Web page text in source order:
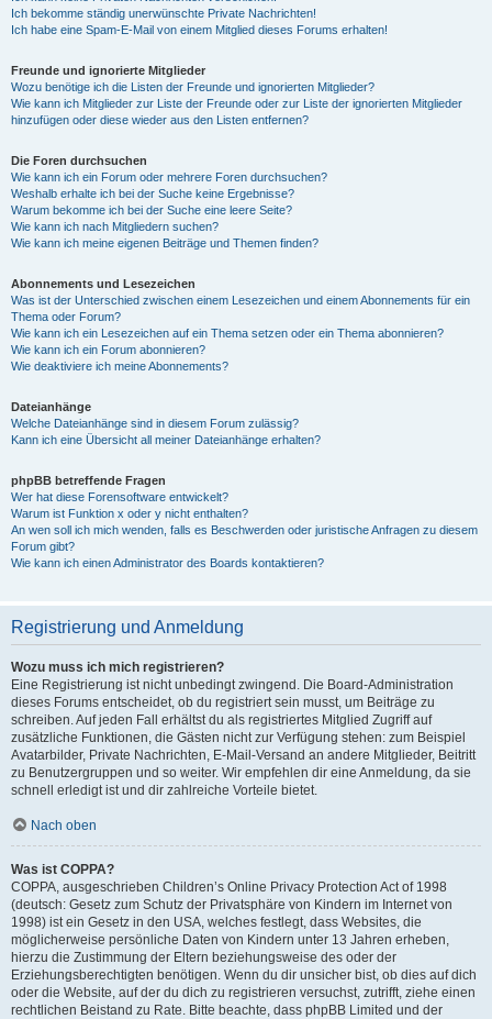
Ich bekomme ständig unerwünschte Private Nachrichten!
Ich habe eine Spam-E-Mail von einem Mitglied dieses Forums erhalten!
Freunde und ignorierte Mitglieder
Wozu benötige ich die Listen der Freunde und ignorierten Mitglieder?
Wie kann ich Mitglieder zur Liste der Freunde oder zur Liste der ignorierten Mitglieder
hinzufügen oder diese wieder aus den Listen entfernen?
Die Foren durchsuchen
Wie kann ich ein Forum oder mehrere Foren durchsuchen?
Weshalb erhalte ich bei der Suche keine Ergebnisse?
Warum bekomme ich bei der Suche eine leere Seite?
Wie kann ich nach Mitgliedern suchen?
Wie kann ich meine eigenen Beiträge und Themen finden?
Abonnements und Lesezeichen
Was ist der Unterschied zwischen einem Lesezeichen und einem Abonnements für ein
Thema oder Forum?
Wie kann ich ein Lesezeichen auf ein Thema setzen oder ein Thema abonnieren?
Wie kann ich ein Forum abonnieren?
Wie deaktiviere ich meine Abonnements?
Dateianhänge
Welche Dateianhänge sind in diesem Forum zulässig?
Kann ich eine Übersicht all meiner Dateianhänge erhalten?
phpBB betreffende Fragen
Wer hat diese Forensoftware entwickelt?
Warum ist Funktion x oder y nicht enthalten?
An wen soll ich mich wenden, falls es Beschwerden oder juristische Anfragen zu diesem
Forum gibt?
Wie kann ich einen Administrator des Boards kontaktieren?
Registrierung und Anmeldung
Wozu muss ich mich registrieren?
Eine Registrierung ist nicht unbedingt zwingend. Die Board-Administration
dieses Forums entscheidet, ob du registriert sein musst, um Beiträge zu
schreiben. Auf jeden Fall erhältst du als registriertes Mitglied Zugriff auf
zusätzliche Funktionen, die Gästen nicht zur Verfügung stehen: zum Beispiel
Avatarbilder, Private Nachrichten, E-Mail-Versand an andere Mitglieder, Beitritt
zu Benutzergruppen und so weiter. Wir empfehlen dir eine Anmeldung, da sie
schnell erledigt ist und dir zahlreiche Vorteile bietet.
Nach oben
Was ist COPPA?
COPPA, ausgeschrieben Children’s Online Privacy Protection Act of 1998
(deutsch: Gesetz zum Schutz der Privatsphäre von Kindern im Internet von
1998) ist ein Gesetz in den USA, welches festlegt, dass Websites, die
möglicherweise persönliche Daten von Kindern unter 13 Jahren erheben,
hierzu die Zustimmung der Eltern beziehungsweise des oder der
Erziehungsberechtigten benötigen. Wenn du dir unsicher bist, ob dies auf dich
oder die Website, auf der du dich zu registrieren versuchst, zutrifft, ziehe einen
rechtlichen Beistand zu Rate. Bitte beachte, dass phpBB Limited und der